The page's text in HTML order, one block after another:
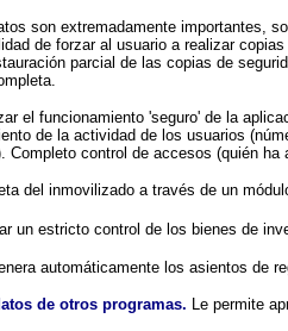
son extremadamente importantes,
de forzar al usuario a realizar
parcial de las copias de
el funcionamiento 'seguro' de la
de la actividad de los usuarios
Completo control de accesos (quién
del inmovilizado a través de un
un estricto control de los bienes de
automáticamente los asientos de
de otros programas. Le permite